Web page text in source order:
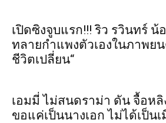
เปิดซิงจูบแรก!!! ริว รวินทร์ น้
ทลายกำแพงตัวเองในภาพยน
ชีวิตเปลี่ยน“
เอมมี่ ไม่สนดราม่า ดัน จื้อห
ขอแค่เป็นนางเอก ไม่ได้เป็น